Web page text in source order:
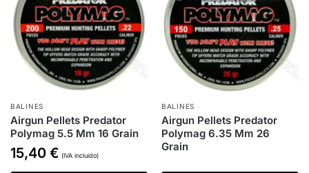
BALINES
Airgun Pellets Predator
Polymag 5.5 Mm 16 Grain
15,40 € (IVA incluido)
BALINES
Airgun Pellets Predator
Polymag 6.35 Mm 26
Grain